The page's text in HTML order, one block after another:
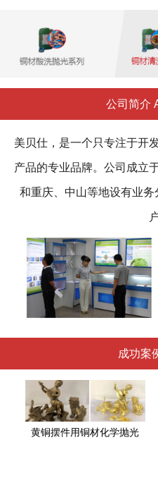
公司简介
美贝仕，是一个只专注于开
产品的专业品牌。公司成立
和重庆、中山等地设有业
成功案
黄铜摆件用铜材化学抛光